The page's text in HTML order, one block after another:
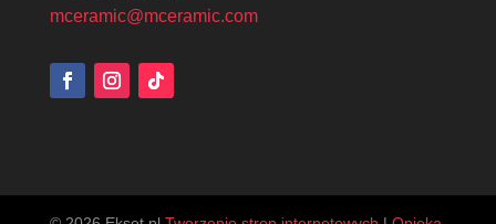
mceramic@mceramic.com